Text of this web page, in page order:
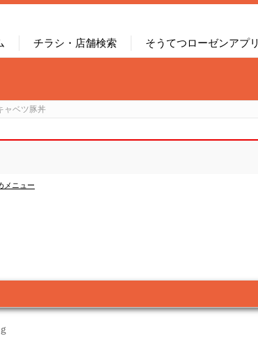
チラシ・店舗検索 そうてつローゼンアプリ
ャベツ豚丼
メニュー